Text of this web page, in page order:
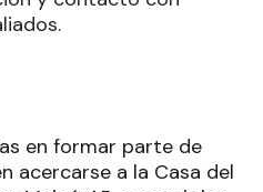
en formar parte de
acercarse a la Casa del